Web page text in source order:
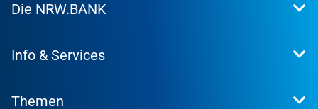
Kundenportal
Die NRW.BANK
Presse
Research
Info & Services
Produktsuche
Themen